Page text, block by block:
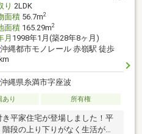
り 2LDK
面積56.7m2
面積165.29m2
月 1998年1月(築28年8ヶ月)
沖縄都市モノレール 赤嶺駅 徒歩
沖縄県糸満市字座波
あり 所有権
平家住宅が登場しました！平
段の上り下りがなく生活がラ